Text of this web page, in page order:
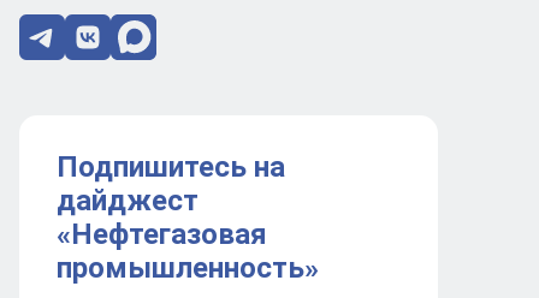
Подпишитесь на
дайджест
«Нефтегазовая
промышленность»